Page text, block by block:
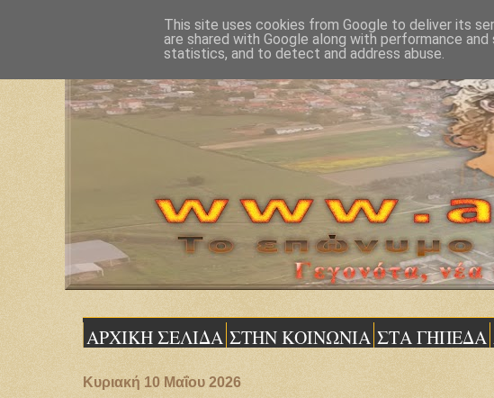
ΑΡΧΙΚΗ ΣΕΛΙΔΑ ΣΤΗΝ ΚΟΙΝΩΝΙΑ ΣΤΑ ΓΗΠΕΔΑ
Κυριακή 10 Μαΐου 2026
This site uses cookies from Google to deliver its
are shared with Google along with performance
statistics, and to detect and address abuse.